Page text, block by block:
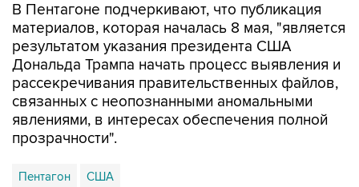
В Пентагоне подчеркивают, что публикация
материалов, которая началась 8 мая, "является
результатом указания президента США
Дональда Трампа начать процесс выявления и
рассекречивания правительственных файлов,
связанных с неопознанными аномальными
явлениями, в интересах обеспечения полной
прозрачности".
Пентагон США